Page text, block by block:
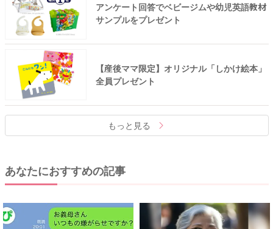
アンケート回答でベビージムや幼児英語教材
サンプルをプレゼント
【産後ママ限定】オリジナル「しかけ絵本」
全員プレゼント
もっと見る
あなたにおすすめの記事